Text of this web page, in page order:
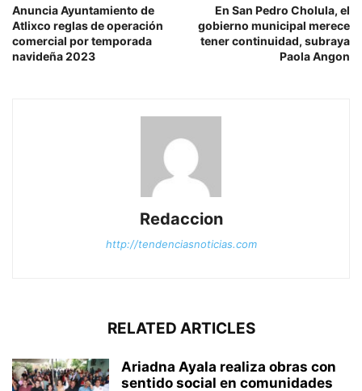
Anuncia Ayuntamiento de
Atlixco reglas de operación
comercial por temporada
navideña 2023
En San Pedro Cholula, el
gobierno municipal merece
tener continuidad, subraya
Paola Angon
Redaccion
http://tendenciasnoticias.com
RELATED ARTICLES
Ariadna Ayala realiza obras con
sentido social en comunidades